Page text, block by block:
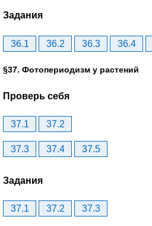
Задания
36.1 36.2 36.3 36.4
§37. Фотопериодизм у растений
Проверь себя
37.1 37.2
37.3 37.4 37.5
Задания
37.1 37.2 37.3